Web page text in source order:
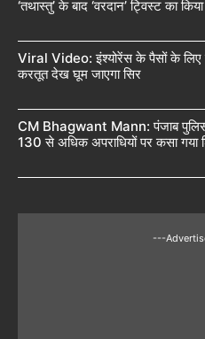
‘तथास्तु’ के बाद ‘वरदान’ ट्विस्ट का
Viral Video: इंश्योरेंस के पैसों के लिए
करतूत देख घूम जाएगा सिर
CM Bhagwant Mann: पंजाब
130 से अधिक अपराधियों पर कसा गया
---